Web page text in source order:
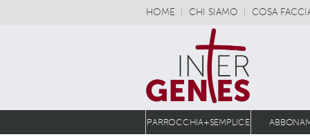
HOME CHI SIAMO COSA
PARROCCHIA+SEMPLICE